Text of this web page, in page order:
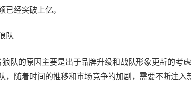
已经突破上亿。
队
队的原因主要是出于品牌升级和战队形象更新的考
，随着时间的推移和市场竞争的加剧，需要不断注